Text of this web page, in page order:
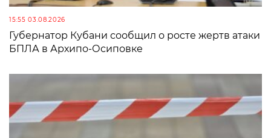
15:55 03.08.2026
Губернатор Кубани сообщил о росте жертв атаки
БПЛА в Архипо-Осиповке